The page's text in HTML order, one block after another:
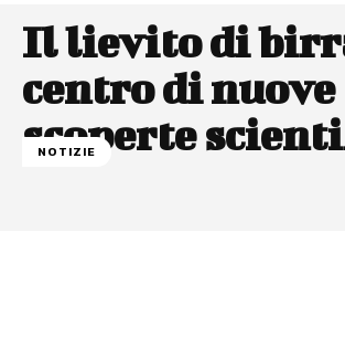
Il lievito di
centro di nuove
scoperte
NOTIZIE